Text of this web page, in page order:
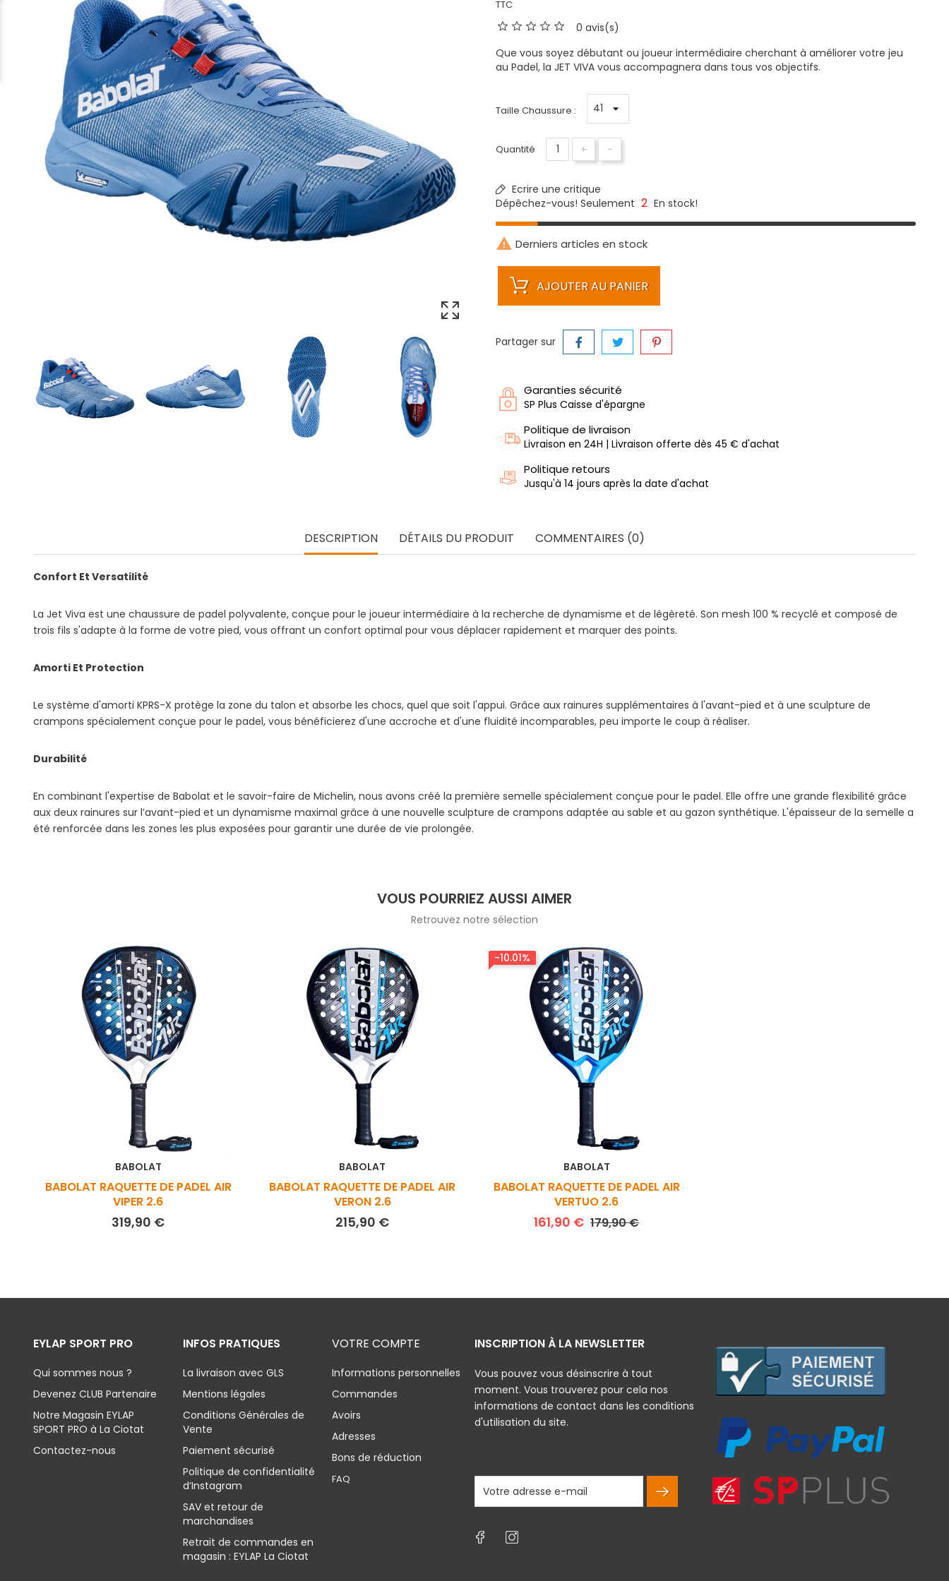
TTC
0 avis(s)
Que vous soyez débutant ou joueur intermédiaire cherchant à améliorer votre jeu
au Padel, la JET VIVA vous accompagnera dans tous vos objectifs.
Taille Chaussure :
Quantité + -
Ecrire une critique
Dépêchez-vous! Seulement 2 En stock!
 Derniers articles en stock
AJOUTER AU PANIER
Partager sur
Garanties sécurité
SP Plus Caisse d'épargne
Politique de livraison
Livraison en 24H | Livraison offerte dès 45 € d'achat
Politique retours
Jusqu'à 14 jours après la date d'achat
DESCRIPTION DÉTAILS DU PRODUIT COMMENTAIRES (0)
Confort Et Versatilité
La Jet Viva est une chaussure de padel polyvalente, conçue pour le joueur intermédiaire à la recherche de dynamisme et de légèreté. Son mesh 100 % recyclé et composé de
trois fils s'adapte à la forme de votre pied, vous offrant un confort optimal pour vous déplacer rapidement et marquer des points.
Amorti Et Protection
Le système d'amorti KPRS-X protège la zone du talon et absorbe les chocs, quel que soit l'appui. Grâce aux rainures supplémentaires à l'avant-pied et à une sculpture de
crampons spécialement conçue pour le padel, vous bénéficierez d'une accroche et d'une fluidité incomparables, peu importe le coup à réaliser.
Durabilité
En combinant l'expertise de Babolat et le savoir-faire de Michelin, nous avons créé la première semelle spécialement conçue pour le padel. Elle offre une grande flexibilité grâce
aux deux rainures sur l’avant-pied et un dynamisme maximal grâce à une nouvelle sculpture de crampons adaptée au sable et au gazon synthétique. L'épaisseur de la semelle a
été renforcée dans les zones les plus exposées pour garantir une durée de vie prolongée.
VOUS POURRIEZ AUSSI AIMER
Retrouvez notre sélection
BABOLAT
BABOLAT RAQUETTE DE PADEL AIR
VIPER 2.6
319,90 €Prix
BABOLAT
BABOLAT RAQUETTE DE PADEL AIR
VERON 2.6
215,90 €Prix
-10.01%
BABOLAT
BABOLAT RAQUETTE DE PADEL AIR
VERTUO 2.6
161,90 € Prix de base
179,90 €Prix
EYLAP SPORT PRO
Qui sommes nous ?
Devenez CLUB Partenaire
Notre Magasin EYLAP
SPORT PRO à La Ciotat
Contactez-nous
INFOS PRATIQUES
La livraison avec GLS
Mentions légales
Conditions Générales de
Vente
Paiement sécurisé
Politique de confidentialité
d’Instagram
SAV et retour de
marchandises
Retrait de commandes en
magasin : EYLAP La Ciotat
VOTRE COMPTE
Informations personnelles
Commandes
Avoirs
Adresses
Bons de réduction
FAQ
INSCRIPTION À LA NEWSLETTER
Vous pouvez vous désinscrire à tout
moment. Vous trouverez pour cela nos
informations de contact dans les conditions
d'utilisation du site.